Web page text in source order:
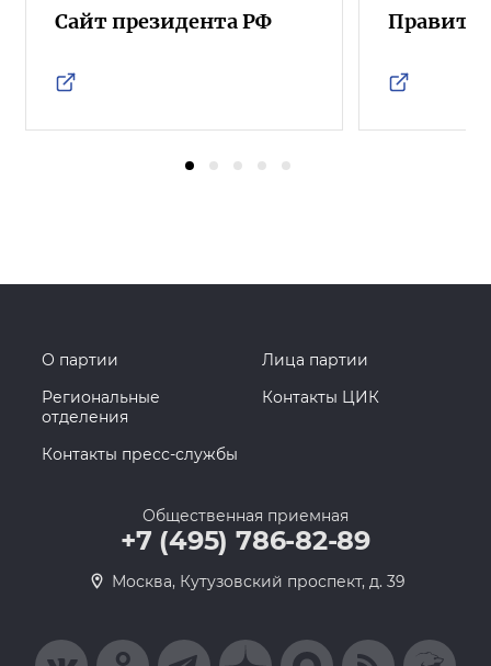
Сайт президента РФ
О партии
Лица партии
Региональные
отделения
Контакты ЦИК
Контакты пресс-службы
Общественная приемная
+7 (495) 786-82-89
Москва, Кутузовский проспект, д. 39